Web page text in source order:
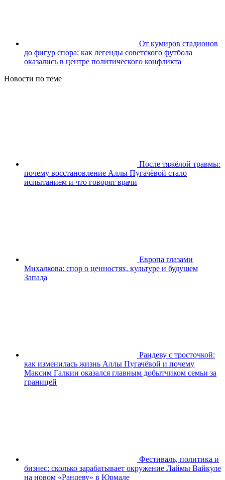
От кумиров стадионов
до фигур спора: как легенды советского футбола
оказались в центре политического конфликта
Новости по теме
После тяжёлой травмы:
почему восстановление Аллы Пугачёвой стало
испытанием и что говорят врачи
Европа глазами
Михалкова: спор о ценностях, культуре и будущем
Запада
Рандеву с тросточкой:
как изменилась жизнь Аллы Пугачёвой и почему
Максим Галкин оказался главным добытчиком семьи за
границей
Фестиваль, политика и
бизнес: сколько зарабатывает окружение Лаймы Вайкуле
на новом «Рандеву» в Юрмале